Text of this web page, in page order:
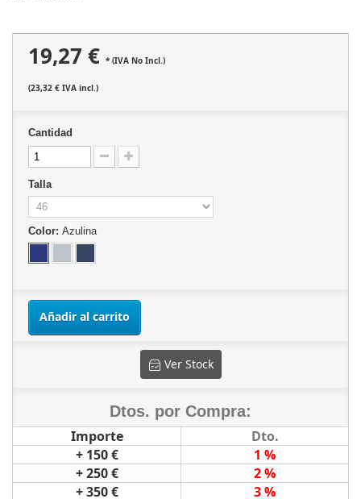
19,27 € * (IVA No Incl.)
(23,32 € IVA incl.)
Cantidad
Talla
Color: Azulina
Añadir al carrito
Ver Stock
Dtos. por Compra:
Importe
Dto.
+ 150 €
1 %
+ 250 €
2 %
+ 350 €
3 %